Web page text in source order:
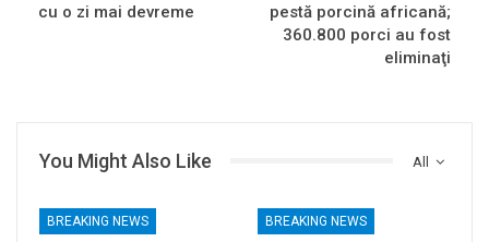
cu o zi mai devreme
pestă porcină africană;
360.800 porci au fost
eliminaţi
All
You Might Also Like
BREAKING NEWS BREAKING NEWS